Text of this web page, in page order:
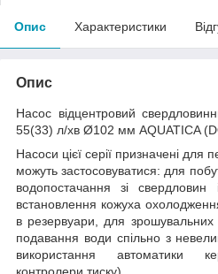
Опис Характеристики
Опис
Насос відцентровий
55(33) л/хв Ø102 мм AQUATICA
Насоси цієї серії призначені для
можуть застосовуватися: для
водопостачання зі свердловин
встановлення кожуха
в резервуари, для
подавання води спільно з
використання автоматики
контролери тиску).